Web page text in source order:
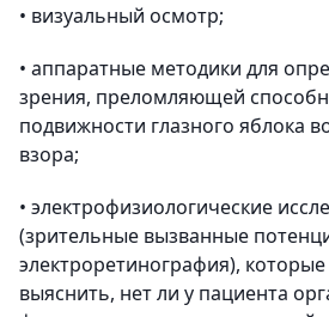
• визуальный осмотр;
• аппаратные методики для
зрения, преломляющей
подвижности глазного яблока
взора;
• электрофизиологические
(зрительные вызванные
электроретинография),
выяснить, нет ли у пациента